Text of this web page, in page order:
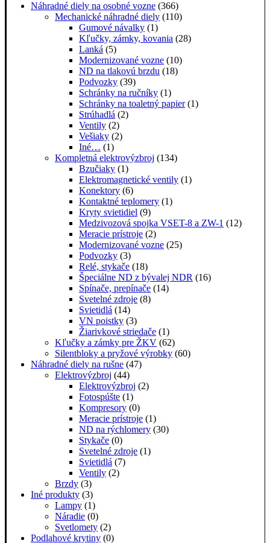
Náhradné diely na osobné vozne (366)
Mechanické náhradné diely (110)
Gumové návalky (1)
Kľučky, zámky, kovania (28)
Lanká (5)
Modernizované vozne (10)
ND na tlakovú brzdu (18)
Podvozky (39)
Schránky na ručníky (1)
Schránky na toaletný papier (1)
Strúhadlá (2)
Ventily (2)
Vešiaky (2)
Iné… (1)
Kompletná elektrovýzbroj (134)
Bzučiaky (1)
Elektromagnetické ventily (1)
Konektory (6)
Kontaktné teplomery (1)
Kryty svietidiel (9)
Medzivozová spojka VSET-8 a ZW-1 (12)
Meracie prístroje (2)
Modernizované vozne (25)
Podvozky (3)
Relé, stykače (18)
Špeciálne ND z bývalej NDR (16)
Spínače, prepínače (14)
Svetelné zdroje (8)
Svietidlá (14)
VN poistky (3)
Žiarivkové striedače (1)
Kľučky a zámky pre ŽKV (62)
Silentbloky a pryžové výrobky (60)
Náhradné diely na rušne (47)
Elektrovýzbroj (44)
Elektrovýzbroj (2)
Fotospúšte (1)
Kompresory (0)
Meracie prístroje (1)
ND na rýchlomery (30)
Stykače (0)
Svetelné zdroje (1)
Svietidlá (7)
Ventily (2)
Brzdy (3)
Iné produkty (3)
Lampy (1)
Náradie (0)
Svetlomety (2)
Podlahové krytiny (0)